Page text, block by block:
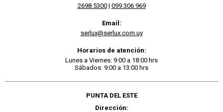
2698 5300| 099 306 969
Email:
serlux@serlux.com.uy
Horarios de atención:
Lunes a Viernes: 9:00 a 18:00 hrs
Sábados: 9:00 a 13:00 hrs
PUNTA DEL ESTE
Dirección: